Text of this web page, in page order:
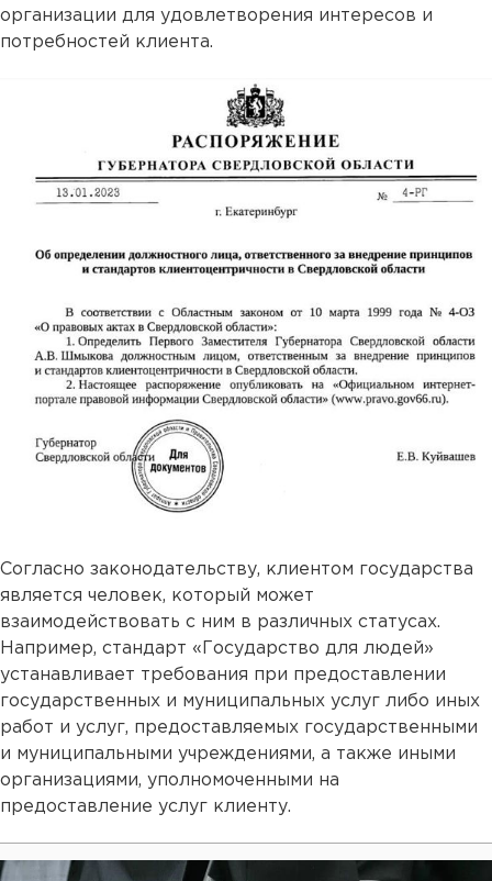
организации для удовлетворения интересов и
потребностей клиента.
Согласно законодательству, клиентом государства
является человек, который может
взаимодействовать с ним в различных статусах.
Например, стандарт «Государство для людей»
устанавливает требования при предоставлении
государственных и муниципальных услуг либо иных
работ и услуг, предоставляемых государственными
и муниципальными учреждениями, а также иными
организациями, уполномоченными на
предоставление услуг клиенту.